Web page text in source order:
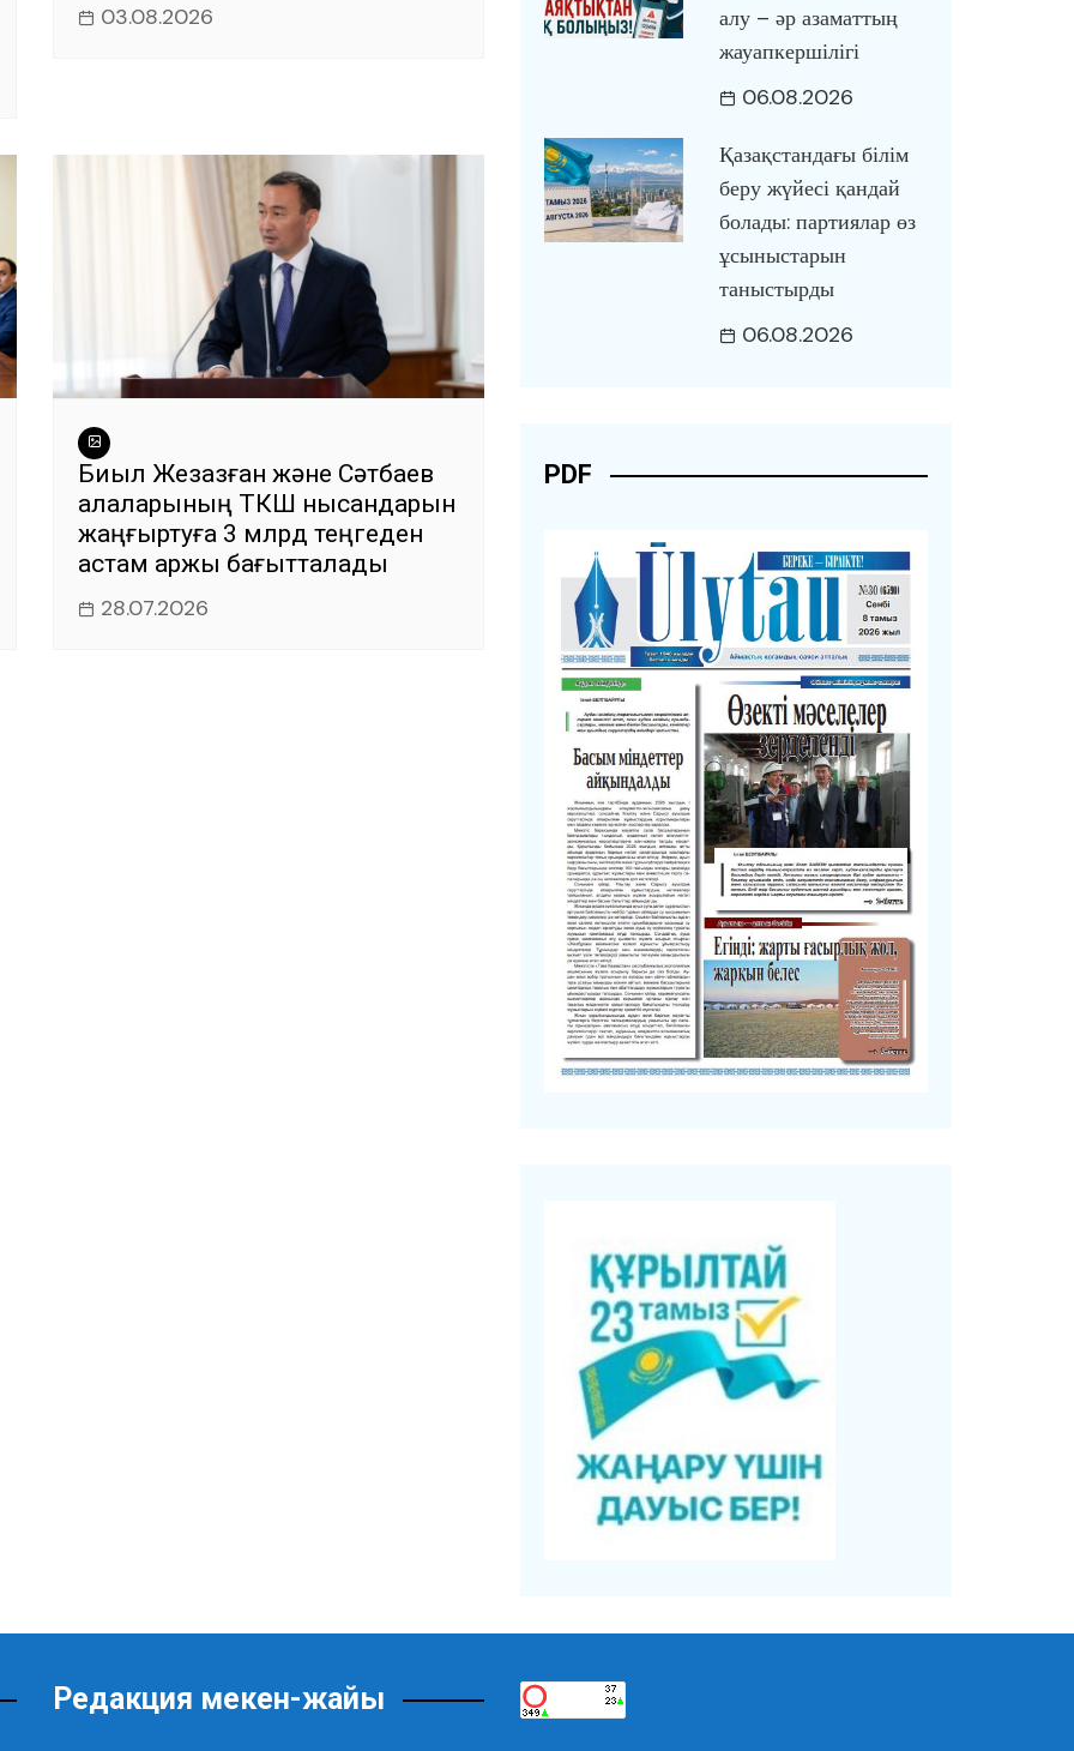
03.08.2026
Биыл Жезқазған және Сәтбаев
қалаларының ТКШ нысандарын
жаңғыртуға 3 млрд теңгеден
астам қаржы бағытталады
28.07.2026
алу – әр азаматтың
жауапкершілігі
06.08.2026
Қазақстандағы білім
беру жүйесі қандай
болады: партиялар өз
ұсыныстарын
таныстырды
06.08.2026
PDF
Редакция мекен-жайы